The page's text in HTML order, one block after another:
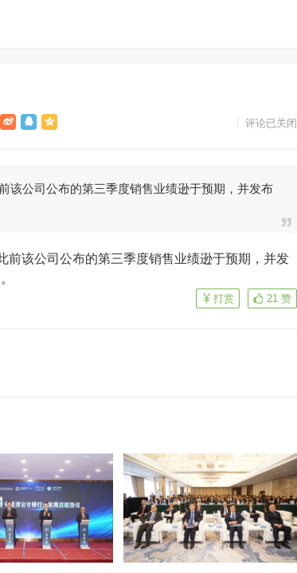
评论已关闭
该公司公布的第三季度销售业绩逊于预期，并发布
21 赞
打赏